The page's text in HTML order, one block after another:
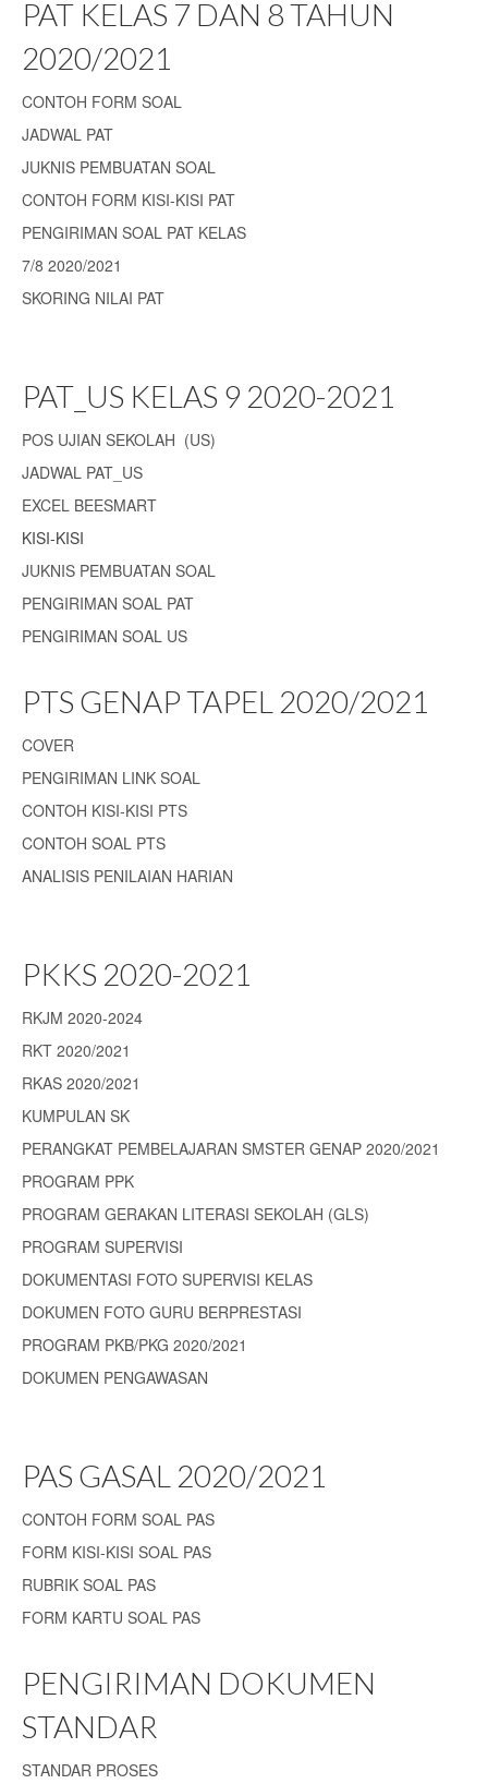
PAT KELAS 7 DAN 8 TAHUN
2020/2021
CONTOH FORM SOAL
JADWAL PAT
JUKNIS PEMBUATAN SOAL
CONTOH FORM KISI-KISI PAT
PENGIRIMAN SOAL PAT KELAS
7/8 2020/2021
SKORING NILAI PAT
PAT_US KELAS 9 2020-2021
POS UJIAN SEKOLAH (US)
JADWAL PAT_US
EXCEL BEESMART
KISI-KISI
JUKNIS PEMBUATAN SOAL
PENGIRIMAN SOAL PAT
PENGIRIMAN SOAL US
PTS GENAP TAPEL 2020/2021
COVER
PENGIRIMAN LINK SOAL
CONTOH KISI-KISI PTS
CONTOH SOAL PTS
ANALISIS PENILAIAN HARIAN
PKKS 2020-2021
RKJM 2020-2024
RKT 2020/2021
RKAS 2020/2021
KUMPULAN SK
PERANGKAT PEMBELAJARAN SMSTER GENAP 2020/2021
PROGRAM PPK
PROGRAM GERAKAN LITERASI SEKOLAH (GLS)
PROGRAM SUPERVISI
DOKUMENTASI FOTO SUPERVISI KELAS
DOKUMEN FOTO GURU BERPRESTASI
PROGRAM PKB/PKG 2020/2021
DOKUMEN PENGAWASAN
PAS GASAL 2020/2021
CONTOH FORM SOAL PAS
FORM KISI-KISI SOAL PAS
RUBRIK SOAL PAS
FORM KARTU SOAL PAS
PENGIRIMAN DOKUMEN
STANDAR
STANDAR PROSES